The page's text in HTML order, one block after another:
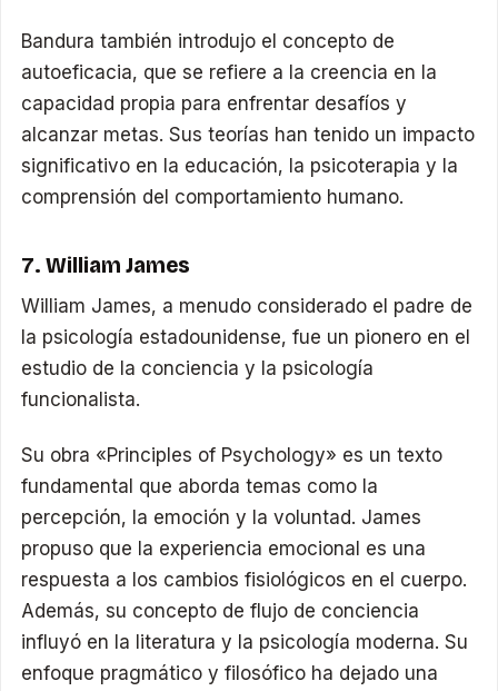
Bandura también introdujo el concepto de
autoeficacia, que se refiere a la creencia en la
capacidad propia para enfrentar desafíos y
alcanzar metas. Sus teorías han tenido un impacto
significativo en la educación, la psicoterapia y la
comprensión del comportamiento humano.
7. William James
William James, a menudo considerado el padre de
la psicología estadounidense, fue un pionero en el
estudio de la conciencia y la psicología
funcionalista.
Su obra «Principles of Psychology» es un texto
fundamental que aborda temas como la
percepción, la emoción y la voluntad. James
propuso que la experiencia emocional es una
respuesta a los cambios fisiológicos en el cuerpo.
Además, su concepto de flujo de conciencia
influyó en la literatura y la psicología moderna. Su
enfoque pragmático y filosófico ha dejado una